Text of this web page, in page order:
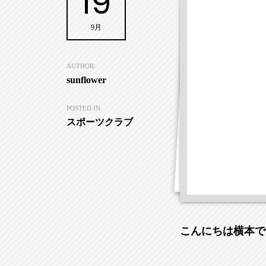
9月
AUTHOR:
sunflower
POSTED IN:
スポーツクラブ
こんにちは横本